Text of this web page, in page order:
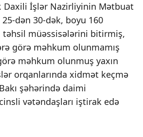
Daxili İşlər Nazirliyinin Mətbuat
dən 30-dək, boyu 160
təhsil müəssisələrini bitirmiş,
görə məhkum olunmamış
məhkum olunmuş yaxın
orqanlarında xidmət keçmə
şəhərində daimi
vətəndaşları iştirak edə